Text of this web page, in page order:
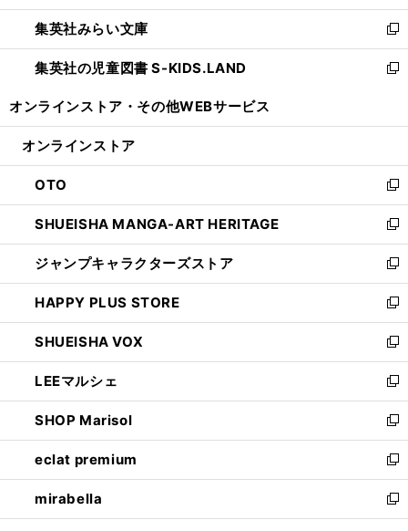
開
く
ウ
で
開
く
ン
ド
ウ
で
ウ
ィ
ン
ド
開
集英社みらい文庫
新
し
い
ン
ウ
で
開
く
集英社の児童図書 S-KIDS.LAND
新
ウ
ン
ド
ウ
で
開
く
オンラインストア・ その他WEBサービス
オンラインストア
OTO
新
し
い
ウ
ィ
ン
ド
ウ
で
開
く
SHUEISHA MANGA-ART HERITAGE
新
し
い
ウ
ィ
ン
ド
ウ
で
開
く
ジャンプキャラクターズストア
新
し
い
ウ
ィ
ン
ド
ウ
で
開
く
HAPPY PLUS STORE
新
し
い
ウ
ィ
ン
ド
ウ
で
開
く
SHUEISHA VOX
新
し
い
ウ
ィ
ン
ド
ウ
で
開
LEEマルシェ
新
し
い
ウ
ィ
ン
ド
ウ
SHOP Marisol
新
し
い
ウ
ィ
ン
eclat premium
新
し
い
ウ
mirabella
新
し